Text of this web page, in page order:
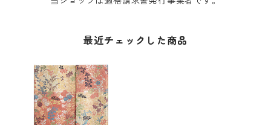
最近チェックした商品